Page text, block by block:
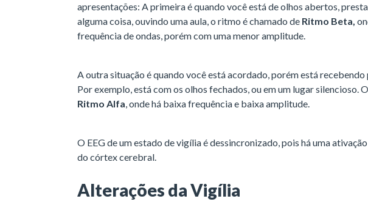
apresentações: A primeira é quando você está de olhos abertos,
alguma coisa, ouvindo uma aula, o ritmo é chamado de Ritmo Beta,
frequência de ondas, porém com uma menor amplitude.
A outra situação é quando você está acordado, porém está
Por exemplo, está com os olhos fechados, ou em um lugar silencioso.
Ritmo Alfa, onde há baixa frequência e baixa amplitude.
O EEG de um estado de vigília é dessincronizado, pois há uma
do córtex cerebral.
Alterações da Vigília